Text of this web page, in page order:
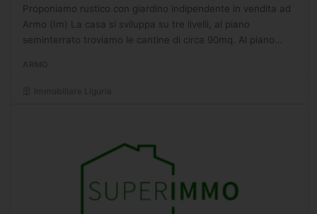
Proponiamo rustico con giardino indipendente in vendita ad
Armo (Im) La casa si sviluppa su tre livelli, al piano
seminterrato troviamo le cantine di circa 90mq. Al piano